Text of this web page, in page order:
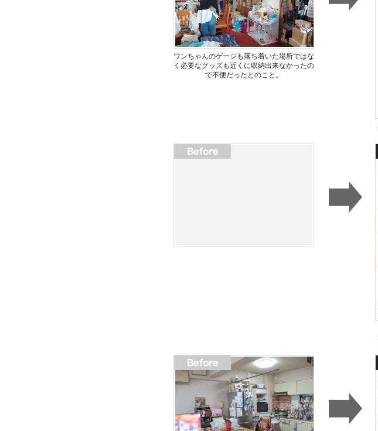
ワンちゃんのゲージも落ち着いた場所ではな
く必要なグッズも近くに収納出来なかったの
で不便だったとのこと。